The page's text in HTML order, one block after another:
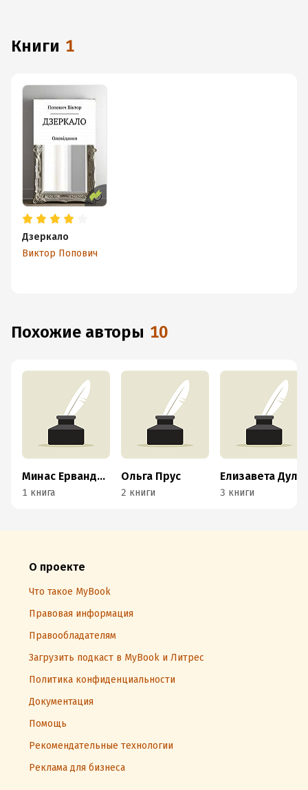
книги 1
Дзеркало
Виктор Попович
Похожие авторы 10
Минас Ервандович
1 книга
Ольга Прус
2 книги 3 книги
О проекте
Что такое MyBook
Правовая информация
Правообладателям
Загрузить подкаст в MyBook и Литрес
Политика конфиденциальности
Документация
Помощь
Рекомендательные технологии
Реклама для бизнеса